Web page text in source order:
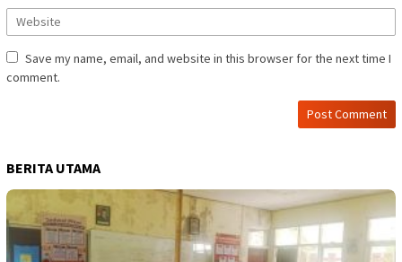
Save my name, email, and website in this browser for the next time I
comment.
BERITA UTAMA